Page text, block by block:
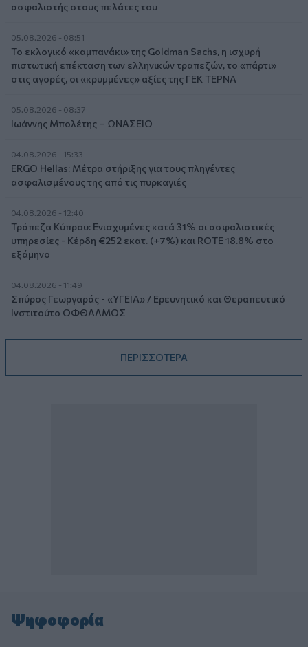
ασφαλιστής στους πελάτες του
05.08.2026 - 08:51
Το εκλογικό «καμπανάκι» της Goldman Sachs, η ισχυρή
πιστωτική επέκταση των ελληνικών τραπεζών, το «πάρτι»
στις αγορές, οι «κρυμμένες» αξίες της ΓΕΚ ΤΕΡΝΑ
05.08.2026 - 08:37
Ιωάννης Μπολέτης – ΩΝΑΣΕΙΟ
04.08.2026 - 15:33
ERGO Hellas: Μέτρα στήριξης για τους πληγέντες
ασφαλισμένους της από τις πυρκαγιές
04.08.2026 - 12:40
Τράπεζα Κύπρου: Ενισχυμένες κατά 31% οι ασφαλιστικές
υπηρεσίες - Κέρδη €252 εκατ. (+7%) και ROTE 18.8% στο
εξάμηνο
04.08.2026 - 11:49
Σπύρος Γεωργαράς - «ΥΓΕΙΑ» / Ερευνητικό και Θεραπευτικό
Ινστιτούτο ΟΦΘΑΛΜΟΣ
ΠΕΡΙΣΣΟΤΕΡΑ
Ψηφοφορία